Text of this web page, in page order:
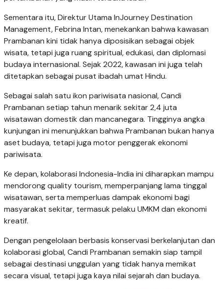
Sementara itu, Direktur Utama InJourney Destination
Management, Febrina Intan, menekankan bahwa kawasan
Prambanan kini tidak hanya diposisikan sebagai objek
wisata, tetapi juga ruang spiritual, edukasi, dan diplomasi
budaya internasional. Sejak 2022, kawasan ini juga telah
ditetapkan sebagai pusat ibadah umat Hindu.
Sebagai salah satu ikon pariwisata nasional, Candi
Prambanan setiap tahun menarik sekitar 2,4 juta
wisatawan domestik dan mancanegara. Tingginya angka
kunjungan ini menunjukkan bahwa Prambanan bukan hanya
aset budaya, tetapi juga motor penggerak ekonomi
pariwisata.
Ke depan, kolaborasi Indonesia-India ini diharapkan mampu
mendorong quality tourism, memperpanjang lama tinggal
wisatawan, serta memperluas dampak ekonomi bagi
masyarakat sekitar, termasuk pelaku UMKM dan ekonomi
kreatif.
Dengan pengelolaan berbasis konservasi berkelanjutan dan
kolaborasi global, Candi Prambanan semakin siap tampil
sebagai destinasi unggulan yang tidak hanya memikat
secara visual, tetapi juga kaya nilai sejarah dan budaya.